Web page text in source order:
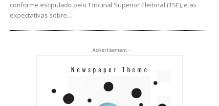
conforme estipulado pelo Tribunal Superior Eleitoral (TSE), e as
expectativas sobre...
- Advertisement -